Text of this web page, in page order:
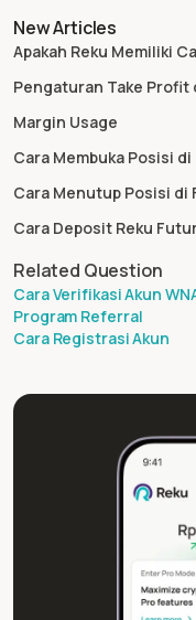
Related Question
Cara Verifikasi Akun
Program Referral
Cara Registrasi Akun
New Articles
Apakah Reku Memiliki
Pengaturan Take Profit
Margin Usage
Cara Membuka Posisi
Cara Menutup Posisi di
Cara Deposit Reku